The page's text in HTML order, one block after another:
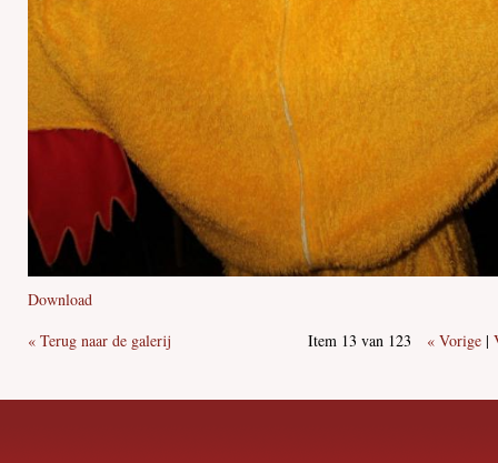
Download
« Terug naar de galerij
Item 13 van 123 « Vorige |